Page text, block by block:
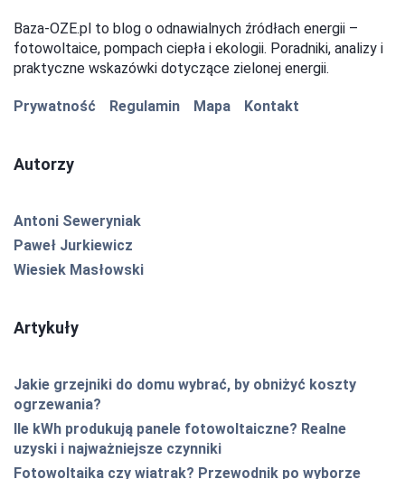
Baza-OZE.pl to blog o odnawialnych źródłach energii –
fotowoltaice, pompach ciepła i ekologii. Poradniki, analizy i
praktyczne wskazówki dotyczące zielonej energii.
Prywatność Regulamin Mapa Kontakt
Autorzy
Antoni Seweryniak
Paweł Jurkiewicz
Wiesiek Masłowski
Artykuły
Jakie grzejniki do domu wybrać, by obniżyć koszty
ogrzewania?
Ile kWh produkują panele fotowoltaiczne? Realne
uzyski i najważniejsze czynniki
Fotowoltaika czy wiatrak? Przewodnik po wyborze